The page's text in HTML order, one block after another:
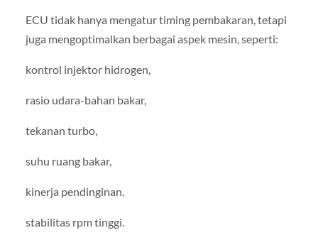
ECU tidak hanya mengatur timing pembakaran, tetapi
juga mengoptimalkan berbagai aspek mesin, seperti:
kontrol injektor hidrogen,
rasio udara-bahan bakar,
tekanan turbo,
suhu ruang bakar,
kinerja pendinginan,
stabilitas rpm tinggi.